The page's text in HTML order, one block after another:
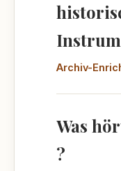
Archiv-
Was
?